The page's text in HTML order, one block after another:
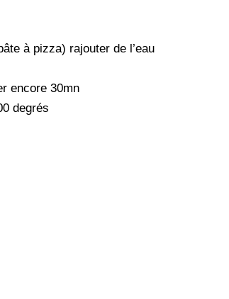
à pizza) rajouter de l’eau
encore 30mn
degrés